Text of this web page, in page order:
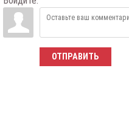
ОТПРАВИТЬ